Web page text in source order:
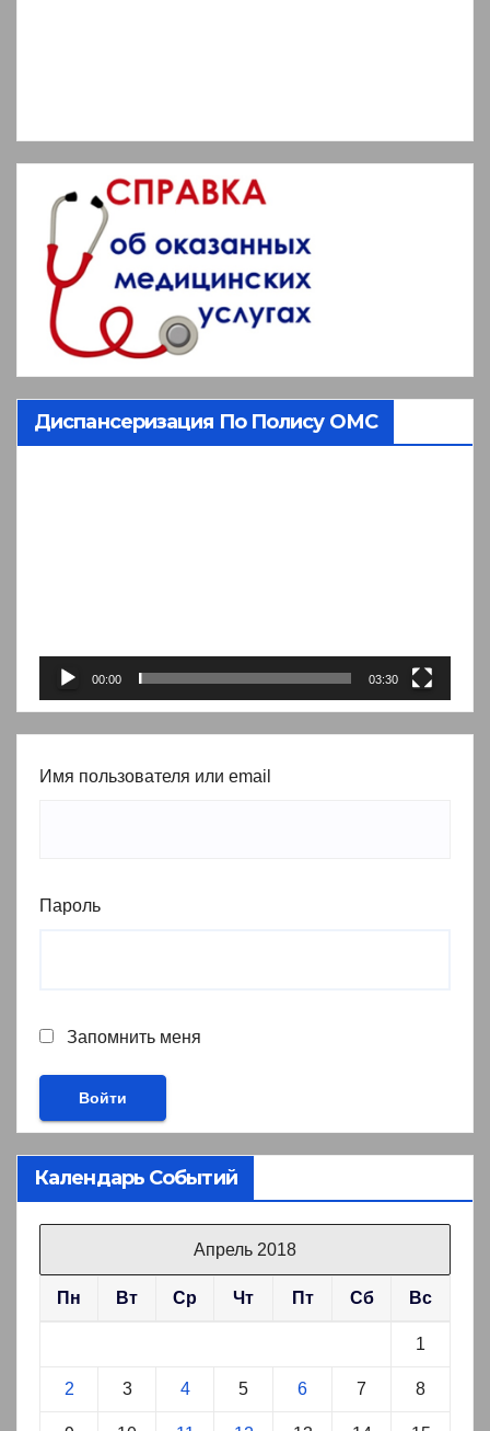
Диспансеризация По Полису ОМС
00:00 03:30
Имя пользователя или email
Пароль
Запомнить меня
Календарь Событий
Апрель 2018
Пн Вт Ср Чт Пт Сб Вс
1
2 3 4 5 6 7 8